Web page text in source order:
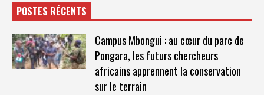
POSTES RÉCENTS
Campus Mbongui : au cœur du parc de
Pongara, les futurs chercheurs
africains apprennent la conservation
sur le terrain